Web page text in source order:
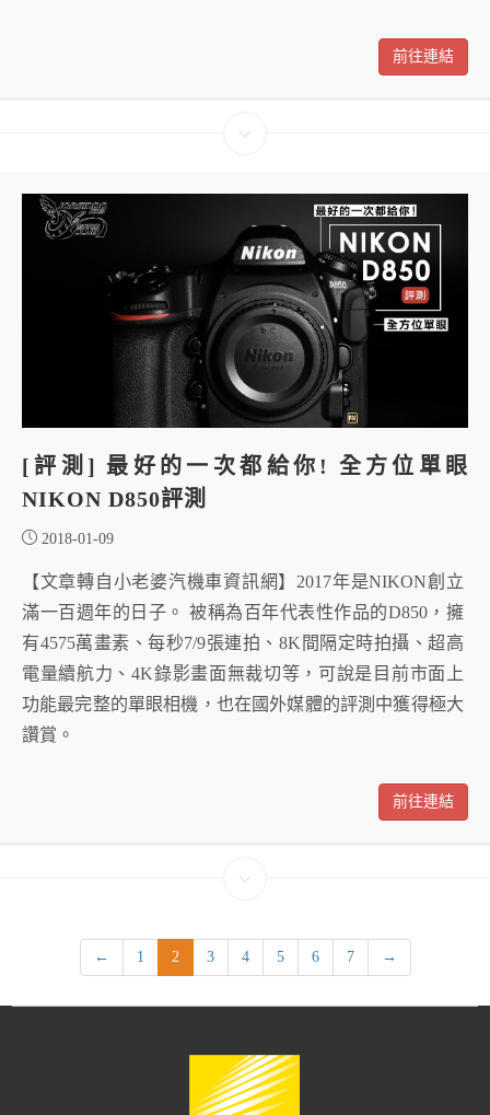
前往連結
[評測] 最好的一次都給你! 全方位單眼
NIKON D850評測
2018-01-09
【文章轉自小老婆汽機車資訊網】2017年是NIKON創立
滿一百週年的日子。 被稱為百年代表性作品的D850，擁
有4575萬畫素、每秒7/9張連拍、8K間隔定時拍攝、超高
電量續航力、4K錄影畫面無裁切等，可說是目前市面上
功能最完整的單眼相機，也在國外媒體的評測中獲得極大
讚賞。
前往連結
← 1 2 3 4 5 6 7 →